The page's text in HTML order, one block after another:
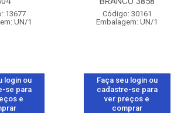
13677
UN/1
login ou
se para
e
Código: 30161
Embalagem: UN/1
Faça seu login ou
cadastre-se para
ver preços e
comprar